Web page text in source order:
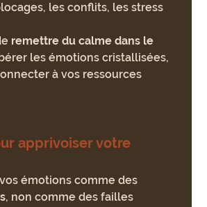
les conflits, les stress
remettre du calme dans le
les émotions cristallisées,
à vos ressources
apprivoiser votre
émotions comme des
, non comme des failles